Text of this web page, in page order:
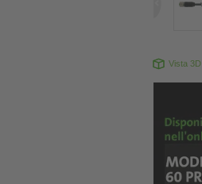
Vista 3D